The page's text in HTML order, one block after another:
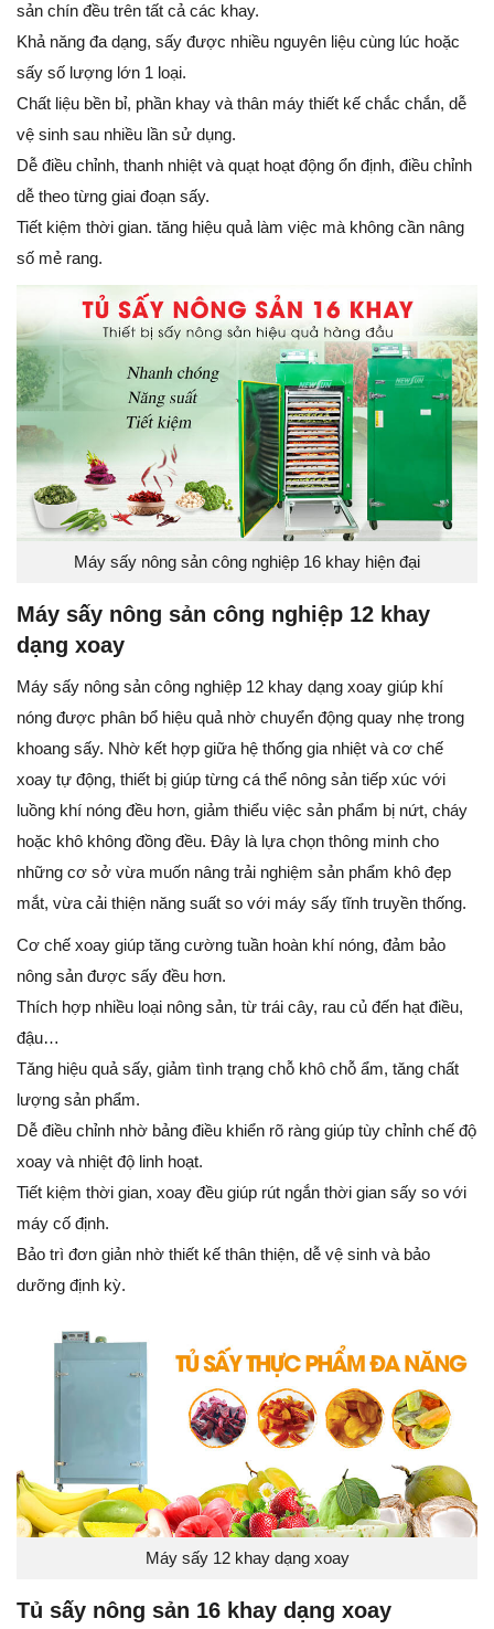
sản chín đều trên tất cả các khay.
Khả năng đa dạng, sấy được nhiều nguyên liệu cùng lúc hoặc
sấy số lượng lớn 1 loại.
Chất liệu bền bỉ, phần khay và thân máy thiết kế chắc chắn, dễ
vệ sinh sau nhiều lần sử dụng.
Dễ điều chỉnh, thanh nhiệt và quạt hoạt động ổn định, điều chỉnh
dễ theo từng giai đoạn sấy.
Tiết kiệm thời gian. tăng hiệu quả làm việc mà không cần nâng
số mẻ rang.
Máy sấy nông sản công nghiệp 16 khay hiện đại
Máy sấy nông sản công nghiệp 12 khay
dạng xoay
Máy sấy nông sản công nghiệp 12 khay dạng xoay giúp khí
nóng được phân bổ hiệu quả nhờ chuyển động quay nhẹ trong
khoang sấy. Nhờ kết hợp giữa hệ thống gia nhiệt và cơ chế
xoay tự động, thiết bị giúp từng cá thể nông sản tiếp xúc với
luồng khí nóng đều hơn, giảm thiểu việc sản phẩm bị nứt, cháy
hoặc khô không đồng đều. Đây là lựa chọn thông minh cho
những cơ sở vừa muốn nâng trải nghiệm sản phẩm khô đẹp
mắt, vừa cải thiện năng suất so với máy sấy tĩnh truyền thống.
Cơ chế xoay giúp tăng cường tuần hoàn khí nóng, đảm bảo
nông sản được sấy đều hơn.
Thích hợp nhiều loại nông sản, từ trái cây, rau củ đến hạt điều,
đậu…
Tăng hiệu quả sấy, giảm tình trạng chỗ khô chỗ ẩm, tăng chất
lượng sản phẩm.
Dễ điều chỉnh nhờ bảng điều khiển rõ ràng giúp tùy chỉnh chế độ
xoay và nhiệt độ linh hoạt.
Tiết kiệm thời gian, xoay đều giúp rút ngắn thời gian sấy so với
máy cố định.
Bảo trì đơn giản nhờ thiết kế thân thiện, dễ vệ sinh và bảo
dưỡng định kỳ.
Máy sấy 12 khay dạng xoay
Tủ sấy nông sản 16 khay dạng xoay